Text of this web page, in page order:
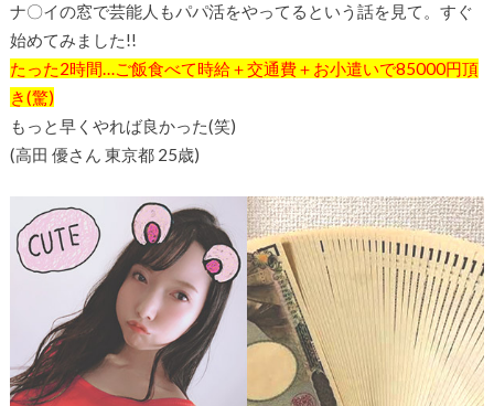
ナ〇イの窓で芸能人もパパ活をやってるという話を見て。すぐ
始めてみました!!
たった2時間…ご飯食べて時給＋交通費＋お小遣いで85000円頂
き(驚)
もっと早くやれば良かった(笑)
(高田 優さん 東京都 25歳)